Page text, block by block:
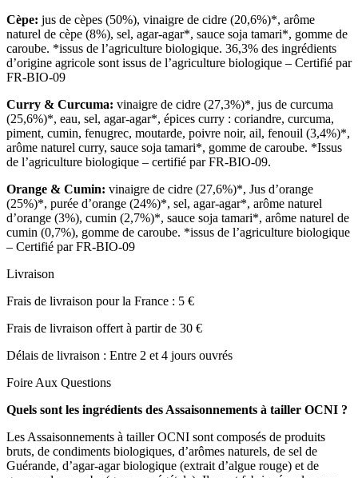
Cèpe: jus de cèpes (50%), vinaigre de cidre (20,6%)*, arôme
naturel de cèpe (8%), sel, agar-agar*, sauce soja tamari*, gomme de
caroube. *issus de l’agriculture biologique. 36,3% des ingrédients
d’origine agricole sont issus de l’agriculture biologique – Certifié par
FR-BIO-09
Curry & Curcuma: vinaigre de cidre (27,3%)*, jus de curcuma
(25,6%)*, eau, sel, agar-agar*, épices curry : coriandre, curcuma,
piment, cumin, fenugrec, moutarde, poivre noir, ail, fenouil (3,4%)*,
arôme naturel curry, sauce soja tamari*, gomme de caroube. *Issus
de l’agriculture biologique – certifié par FR-BIO-09.
Orange & Cumin: vinaigre de cidre (27,6%)*, Jus d’orange
(25%)*, purée d’orange (24%)*, sel, agar-agar*, arôme naturel
d’orange (3%), cumin (2,7%)*, sauce soja tamari*, arôme naturel de
cumin (0,7%), gomme de caroube. *issus de l’agriculture biologique
– Certifié par FR-BIO-09
Livraison
Frais de livraison pour la France : 5 €
Frais de livraison offert à partir de 30 €
Délais de livraison : Entre 2 et 4 jours ouvrés
Foire Aux Questions
Quels sont les ingrédients des Assaisonnements à tailler OCNI ?
Les Assaisonnements à tailler OCNI sont composés de produits
bruts, de condiments biologiques, d’arômes naturels, de sel de
Guérande, d’agar-agar biologique (extrait d’algue rouge) et de